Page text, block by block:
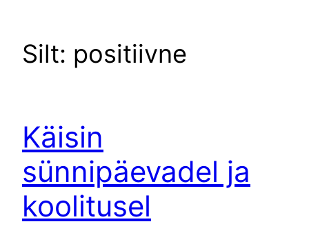
Silt: positiivne
Käisin
sünnipäevadel ja
koolitusel